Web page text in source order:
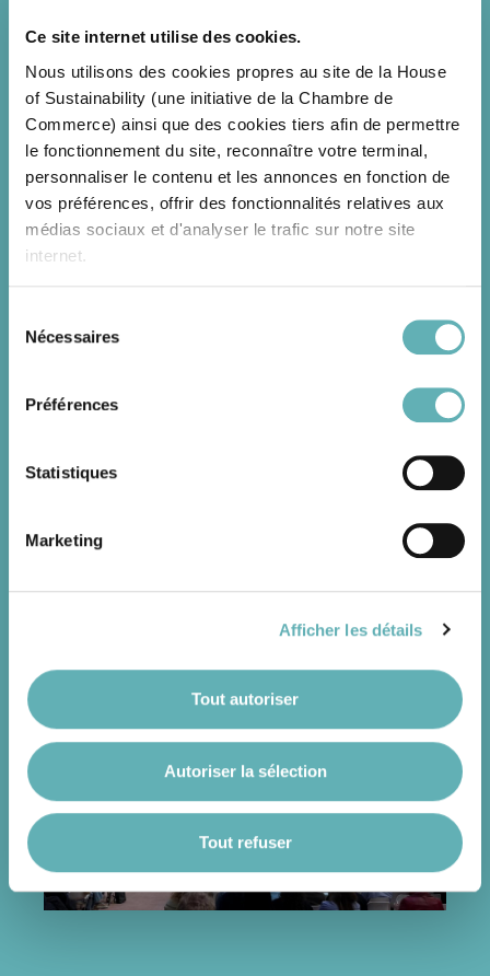
Ce site internet utilise des cookies.
Nous utilisons des cookies propres au site de la House
of Sustainability (une initiative de la Chambre de
Commerce) ainsi que des cookies tiers afin de permettre
le fonctionnement du site, reconnaître votre terminal,
personnaliser le contenu et les annonces en fonction de
vos préférences, offrir des fonctionnalités relatives aux
médias sociaux et d'analyser le trafic sur notre site
internet.
Grâce au présent bandeau, vous pouvez accepter,
à l’exception des cookies strictement nécessaires au
fonctionnement du site. Une description des différents
dessus.
Il est précisé que la navigation sur le site et certaines
fonctionnalités (ex : lecture de vidéos, partage sur les
vidéo, personnalisation de l’affichage du site) peuvent
être affectées en cas de refus de tous les cookies ou des
cookies non nécessaires.
Vous avez la possibilité de modifier ou retirer votre
consentement à tout moment en cliquant sur l’icône
flottante en bas à gauche de chaque page.
Nécessaires
Préférences
Statistiques
Marketing
Afficher les détails
Tout autoriser
Autoriser la sélection
Tout refuser
déployées sur infrastructures ferroviaires, éoliennes
analyses environnementales via données satellites,
solutions de végétalisation urbaine, technologies de
prolongation de la durée de vie des batteries,
réutilisation de matériaux complexes dans la
construction, ou encore éseaux de caméras alimentés
par l’IA pour détecter et localiser les incendies de
forêt.
Grand-Duché de Luxembourg en France, a offert une
plateforme précieuse d’échanges entre acteurs
Avec une présence croissante et de plus en plus
visible, le Luxembourg continue de renforcer sa
position comme acteur proactif de la construction
Photos: © ChangeNow / Chambre de Commerce /